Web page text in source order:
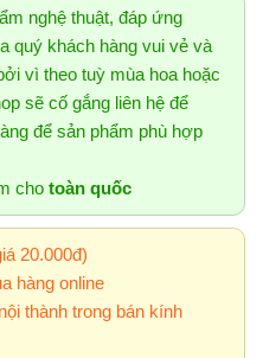
nghệ thuật, đáp ứng
quý khách hàng vui vẻ và
vì theo tuỳ mùa hoa hoặc
sẽ cố gắng liên hệ để
để sản phẩm phù hợp
cho toàn quốc
20.000đ)
hàng online
thành trong bán kính